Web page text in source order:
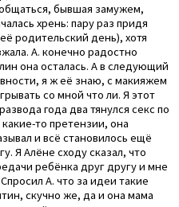
бывшая замужем,
хрень: пару раз придя
родительский день), хотя
А. конечно радостно
она осталась. А в следующий
я ж её знаю, с макияжем
со мной что ли. Я этот
года два тянулся секс по
то претензии, она
и всё становилось ещё
Я Алёне сходу сказал, что
ребёнка друг другу и мне
А. что за идеи такие
скучно же, да и она мама